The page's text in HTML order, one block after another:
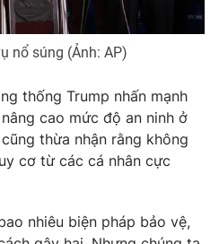
nổ súng (Ảnh: AP)
thống Trump nhấn mạnh
cao mức độ an ninh ở
thừa nhận rằng không
cơ từ các cá nhân cực
nhiêu biện pháp bảo vệ,